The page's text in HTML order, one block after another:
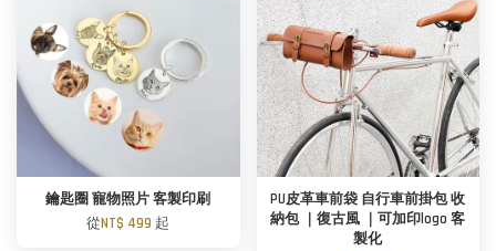
鑰匙圈 寵物照片 客製印刷
從NT$ 499 起
PU皮革車前袋 自行車前掛包 收
納包 ｜復古風 ｜可加印logo 客
製化